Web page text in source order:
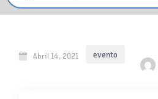
Abril 14, 2021
evento